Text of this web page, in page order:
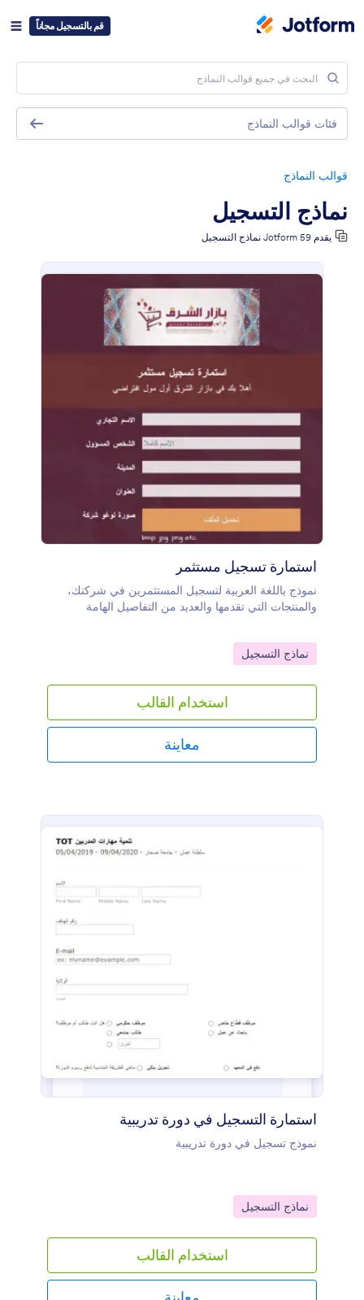
قم بالتسجيل مجاناً
قوالب النماذج
نماذج التسجيل
يقدم Jotform 59 نماذج التسجيل
استمارة تسجيل مستثمر
نموذج باللغة العربية لتسجيل المستثمرين في شركتك،
والمنتجات التي تقدمها والعديد من التفاصيل الهامة
Go to Category:
نماذج التسجيل
استخدام القالب
معاينة
استمارة التسجيل في دورة تدريبية
نموذج تسجيل في دورة تدريبية
Go to Category:
نماذج التسجيل
استخدام القالب
فئات قوالب النماذج